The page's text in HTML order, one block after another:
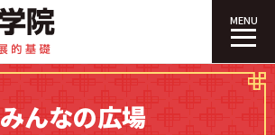
中日会話学院
MENU
みんなの広場